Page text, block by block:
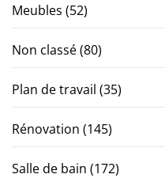
Meubles (52)
Non classé(80)
Plan de travail (35)
Rénovation (145)
Salle de bain (172)